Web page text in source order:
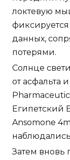
локтевую
данных,
потерями.
Солнце
от асфальта
Египетский
Ansomone
Затем вновь